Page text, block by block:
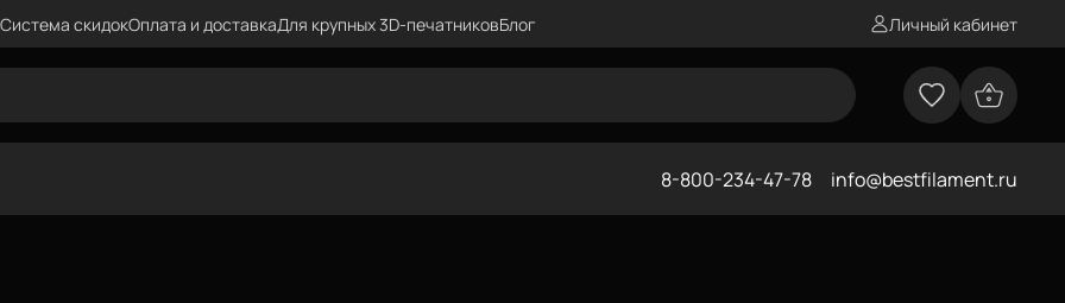
Система скидокОплата и доставкаДля крупных 3D-печатниковБлог Личный кабинет
8-800-234-47-78 info@bestfilament.ru